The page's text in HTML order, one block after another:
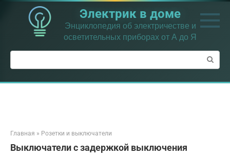
Перейти
контенту
Электрик в доме
Энциклопедия об электричестве и
осветительных приборах от А до Я
Поиск:
Главная » Розетки и выключатели
Выключатели с задержкой выключения